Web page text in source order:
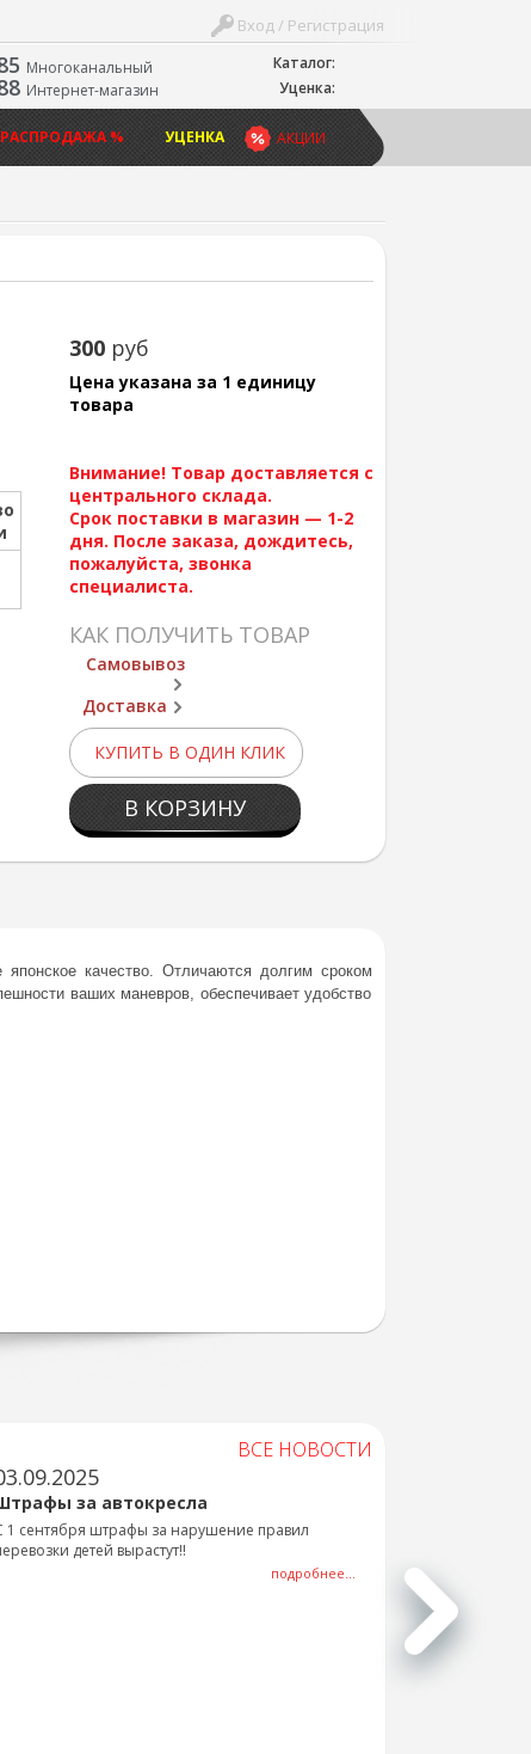
Каталог:
Уценка:
Вход / Регистрация
Многоканальный
Интернет-магазин
АКЦИИ
РАСПРОДАЖА % УЦЕНКА
300 руб
Цена указана за 1 единицу
товара
Внимание! Товар доставляется с
центрального склада.
Срок поставки в магазин — 1-2
дня. После заказа, дождитесь,
пожалуйста, звонка
специалиста.
КАК ПОЛУЧИТЬ ТОВАР
Самовывоз
Доставка
КУПИТЬ В ОДИН КЛИК
В КОРЗИНУ
качество. Отличаются долгим сроком
ваших маневров, обеспечивает удобство
ВСЕ НОВОСТИ
за автокресла
1 сентября штрафы за нарушение правил
детей вырастут!!
подробнее...